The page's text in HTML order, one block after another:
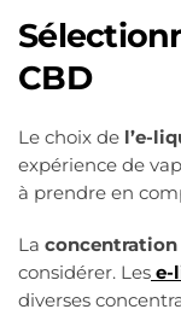
CBD
Le choix de l’e-
expérience de
à prendre en
La concentration
considérer. Les e-
diverses